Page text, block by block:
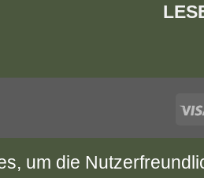
um die